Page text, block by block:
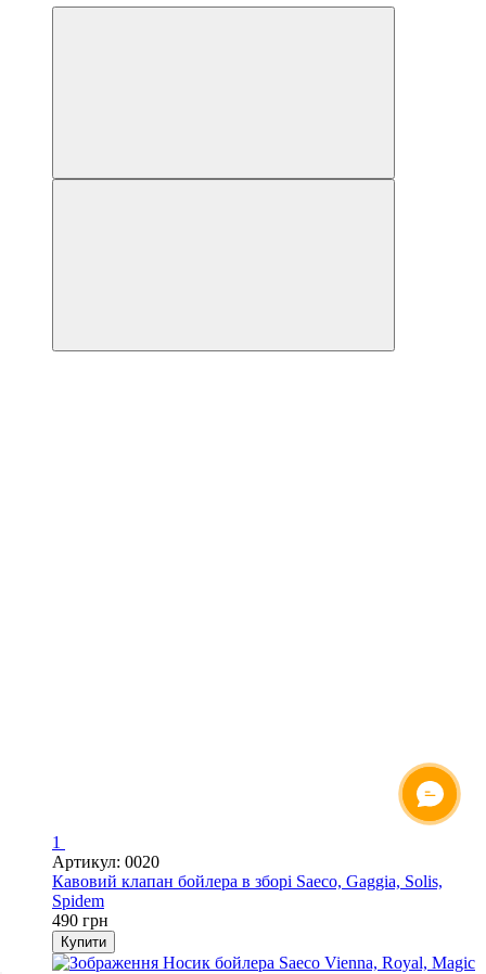
1
Артикул: 0020
Кавовий клапан бойлера в зборі Saeco, Gaggia, Solis,
Spidem
490 грн
Купити
ОНЛАЙН ЧАТ